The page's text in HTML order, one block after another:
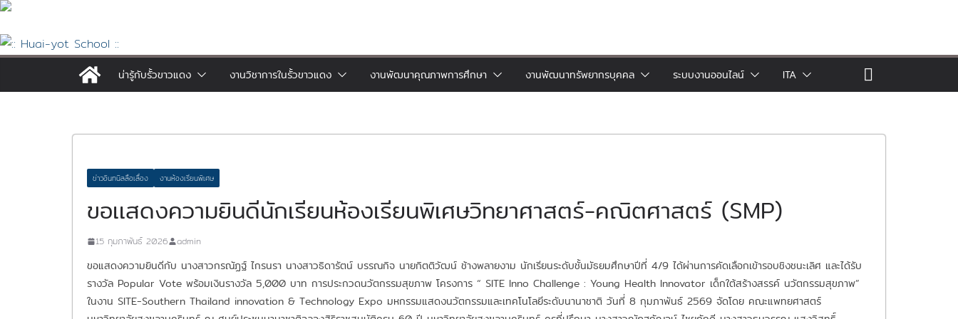
Skip
content
น่ารู้กับรั้วขาวแดง งานวิชาการในรั้วขาวแดง งานพัฒนาคุณภาพการศึกษา งานพัฒนาทรัพยากรบุคคล ระบบงานออนไลน์ ITA
ข่าวอินทนิลลือเลื่อง งานห้องเรียนพิเศษ
ขอเเสดงความยินดีนักเรียนห้องเรียนพิเศษวิทยาศาสตร์-คณิตศาสตร์ (SMP)
15 กุมภาพันธ์ 2026 admin
ขอแสดงความยินดีกับ นางสาวกรณัฏฐ์ ไกรนรา นางสาวธิดารัตน์ บรรณกิจ นายกิตติวัฒน์ ช้างพลายงาม นักเรียนระดับชั้นมัธยมศึกษาปีที่ 4/9 ได้ผ่านการคัดเลือกเข้ารอบชิงชนะเลิศ และได้รับ
รางวัล Popular Vote พร้อมเงินรางวัล 5,000 บาท การประกวดนวัตกรรมสุขภาพ โครงการ “ SITE Inno Challenge : Young Health Innovator เด็กใต้สร้างสรรค์ นวัตกรรมสุขภาพ”
ในงาน SITE-Southern Thailand innovation & Technology Expo มหกรรมแสดงนวัตกรรมและเทคโนโลยีระดับนานาชาติ วันที่ 8 กุมภาพันธ์ 2569 จัดโดย คณะแพทยศาสตร์